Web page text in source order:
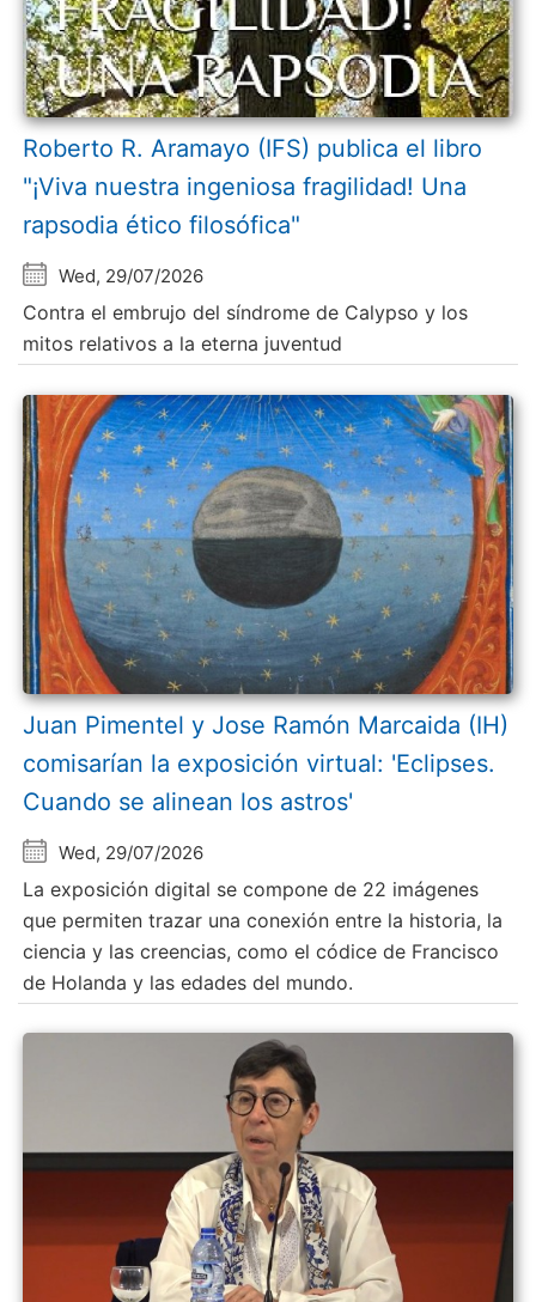
Roberto R. Aramayo (IFS) publica el libro
"¡Viva nuestra ingeniosa fragilidad! Una
rapsodia ético filosófica"
Wed, 29/07/2026
Contra el embrujo del síndrome de Calypso y los
mitos relativos a la eterna juventud
Juan Pimentel y Jose Ramón Marcaida (IH)
comisarían la exposición virtual: 'Eclipses.
Cuando se alinean los astros'
Wed, 29/07/2026
La exposición digital se compone de 22 imágenes
que permiten trazar una conexión entre la historia, la
ciencia y las creencias, como el códice de Francisco
de Holanda y las edades del mundo.